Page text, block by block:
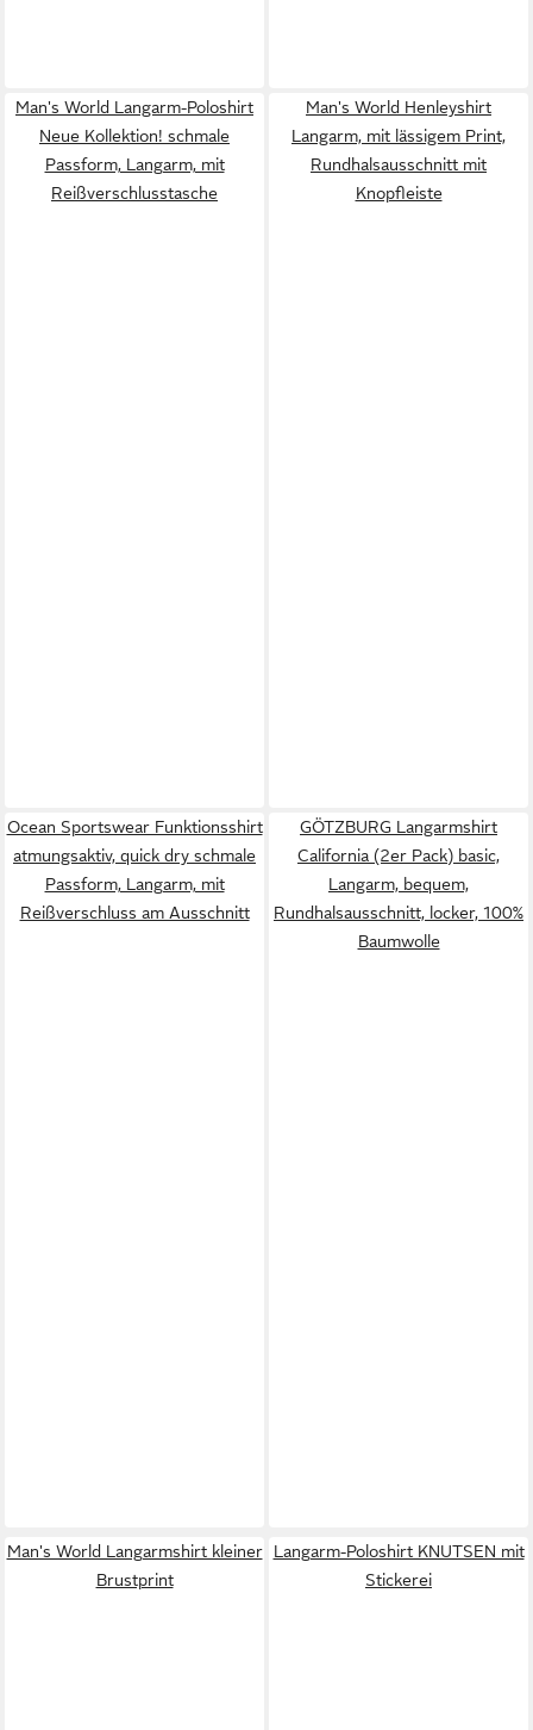
Man's World Langarm-Poloshirt
Neue Kollektion! schmale
Passform, Langarm, mit
Reißverschlusstasche
Man's World Henleyshirt
Langarm, mit lässigem Print,
Rundhalsausschnitt mit
Knopfleiste
Ocean Sportswear Funktionsshirt
atmungsaktiv, quick dry schmale
Passform, Langarm, mit
Reißverschluss am Ausschnitt
GÖTZBURG Langarmshirt
California (2er Pack) basic,
Langarm, bequem,
Rundhalsausschnitt, locker, 100%
Baumwolle
Man's World Langarmshirt kleiner
Brustprint
Langarm-Poloshirt KNUTSEN mit
Stickerei